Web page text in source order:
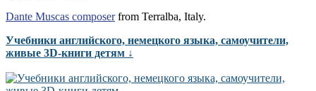
Dante Muscas composerfrom Terralba, Italy.
Учебники английского, немецкого языка, самоучители,
живые 3D-книги детям ↓